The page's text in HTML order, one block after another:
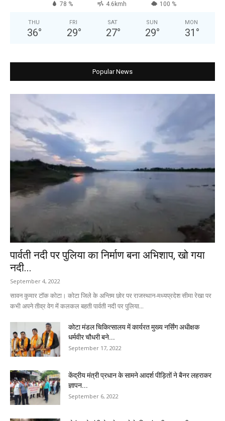
78 % 4.6kmh 100 %
THU
36°
FRI
29°
SAT
27°
SUN
29°
MON
31 °
Popular News
पार्वती नदी पर पुलिया का निर्माण बना अभिशाप, खो गया
नदी...
September 4, 2022
सावन कुमार टॉक कोटा। कोटा जिले के अन्तिम छोर पर राजस्थान-मध्यप्रदेश सीमा रेखा पर
कभी अपने तीव्र वेग में कलकल बहती पार्वती नदी पर पुलिया...
कोटा मंडल चिकित्सालय में कार्यरत मुख्य नर्सिंग अधीक्षक
धर्मवीर चौधरी बने...
September 17, 2022
केंद्रीय मंत्री प्रधान के सामने आदर्श पीड़ितों ने बैनर लहराकर
ज्ञापन...
September 6, 2022